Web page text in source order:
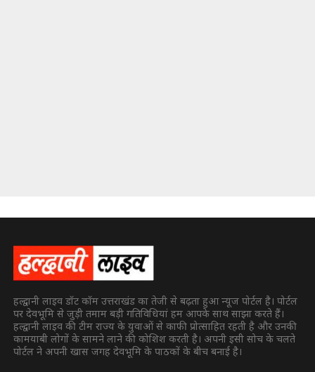
हल्द्वानी लाइव डॉट कॉम उत्तराखंड का तेजी से बढ़ता हुआ न्यूज पोर्टल है। पोर्टल
पर देवभूमि से जुड़ी तमाम बड़ी गतिविधियां हम आपके साथ साझा करते हैं।
हल्द्वानी लाइव की टीम राज्य के युवाओं से काफी प्रोत्साहित रहती है और उनकी
कामयाबी लोगों के सामने लाने की कोशिश करती है। अपनी इसी सोच के चलते
पोर्टल ने अपनी खास जगह देवभूमि के पाठकों के बीच बनाई है।